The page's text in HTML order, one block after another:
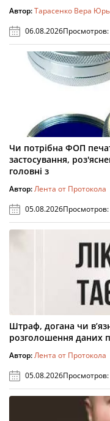
Автор:Тарасенко Вера
06.08.2026Просмотров:
Чи потрібна ФОП
застосування,
головні з
Автор:Лента от Протокола
05.08.2026Просмотров:
Штраф, догана чи
розголошення даних
Автор:Лента от Протокола
05.08.2026Просмотров: